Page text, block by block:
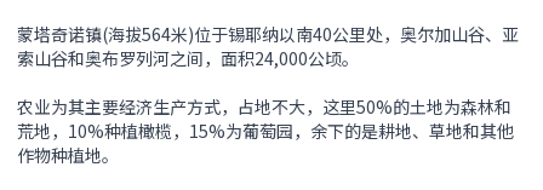
蒙塔奇诺镇(海拔564米)位于锡耶纳以南40公里处，奥尔加山谷、亚
索山谷和奥布罗列河之间，面积24,000公顷。
农业为其主要经济生产方式，占地不大，这里50%的土地为森林和
荒地，10%种植橄榄，15%为葡萄园，余下的是耕地、草地和其他
作物种植地。